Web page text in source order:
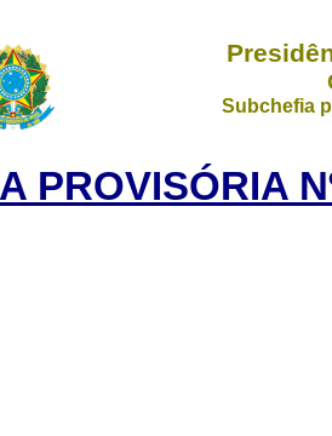
Subchefia
PROVISÓRIA